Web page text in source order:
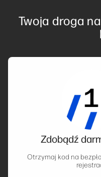
Twoja droga
Zdobądź
Otrzymaj kod na